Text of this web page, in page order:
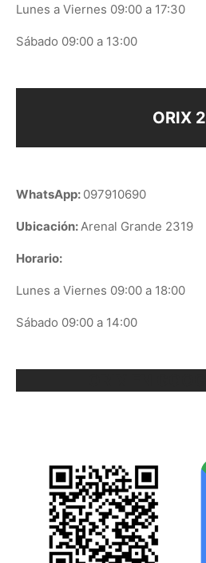
Lunes a Viernes 09:00 a 17:30
Sábado 09:00 a 13:00
ORIX 2
WhatsApp: 097910690
Ubicación:Arenal Grande 2319
Horario:
Lunes a Viernes 09:00 a 18:00
Sábado 09:00 a 14:00